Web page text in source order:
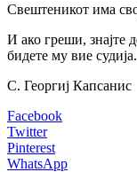
Свештеникот има
И ако греши, знајте
бидете му вие судија.
С. Георгиј Капсанис
Facebook
Twitter
Pinterest
WhatsApp